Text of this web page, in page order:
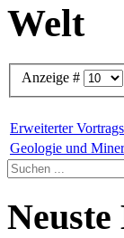
Welt
Anzeige #
Erweiterter
Geologie und